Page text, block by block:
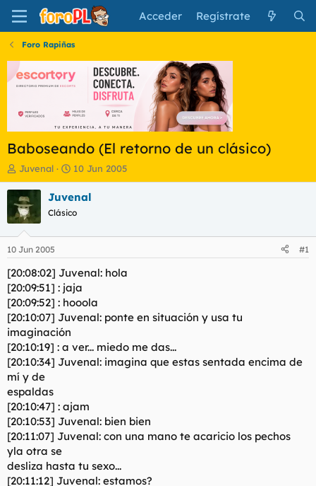
Acceder Regístrate
Foro Rapiñas
Baboseando (El retorno de un clásico)
I
n
i
c
i
a
d
o
r
d
e
l
t
e
m
a
Juvenal
F
e
c
a
i
n
i
c
i
o
10 Jun 2005
Juvenal
Clásico
10 Jun 2005 #1
[20:08:02] Juvenal: hola
[20:09:51] : jaja
[20:09:52] : hooola
[20:10:07] Juvenal: ponte en situación y usa tu
imaginación
[20:10:19] : a ver... miedo me das...
[20:10:34] Juvenal: imagina que estas sentada encima de
mí y de
espaldas
[20:10:47] : ajam
[20:10:53] Juvenal: bien bien
[20:11:07] Juvenal: con una mano te acaricio los pechos
yla otra se
desliza hasta tu sexo...
[20:11:12] Juvenal: estamos?